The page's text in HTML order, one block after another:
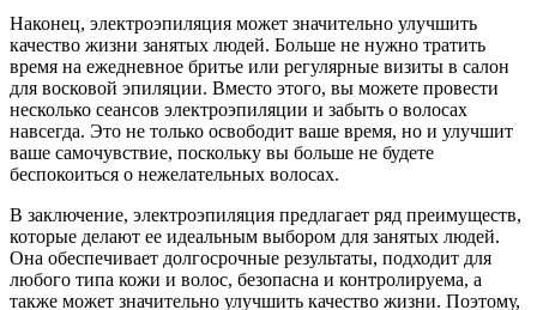
Наконец, электроэпиляция может значительно улучшить
качество жизни занятых людей. Больше не нужно тратить
время на ежедневное бритье или регулярные визиты в салон
для восковой эпиляции. Вместо этого, вы можете провести
несколько сеансов электроэпиляции и забыть о волосах
навсегда. Это не только освободит ваше время, но и улучшит
ваше самочувствие, поскольку вы больше не будете
беспокоиться о нежелательных волосах.
В заключение, электроэпиляция предлагает ряд преимуществ,
которые делают ее идеальным выбором для занятых людей.
Она обеспечивает долгосрочные результаты, подходит для
любого типа кожи и волос, безопасна и контролируема, а
также может значительно улучшить качество жизни. Поэтому,